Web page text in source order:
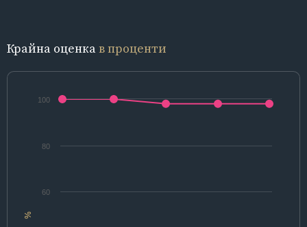
Крайна оценкав проценти
%
60
80
100